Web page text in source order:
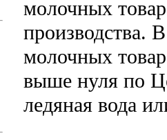
молочных
производства.
молочных
выше нуля по
ледяная вода